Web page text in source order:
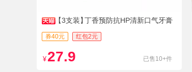
【3支装】丁香预防抗HP清新口气牙膏
券40元 红包2元
¥ 27.9 已售10+件